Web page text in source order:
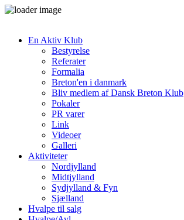
En Aktiv Klub
Bestyrelse
Referater
Formalia
Breton'en i danmark
Bliv medlem af Dansk Breton Klub
Pokaler
PR varer
Link
Videoer
Galleri
Aktiviteter
Nordjylland
Midtjylland
Sydjylland & Fyn
Sjælland
Hvalpe til salg